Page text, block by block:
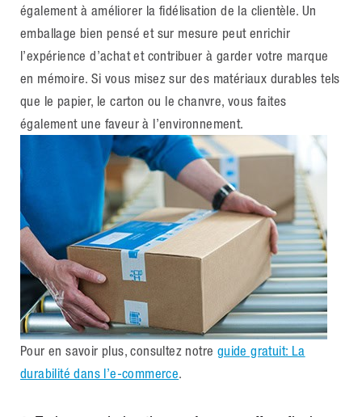
également à améliorer la fidélisation de la clientèle. Un
emballage bien pensé et sur mesure peut enrichir
l’expérience d’achat et contribuer à garder votre marque
en mémoire. Si vous misez sur des matériaux durables tels
que le papier, le carton ou le chanvre, vous faites
également une faveur à l’environnement.
Pour en savoir plus, consultez notre guide gratuit: La
durabilité dans l’e-commerce.